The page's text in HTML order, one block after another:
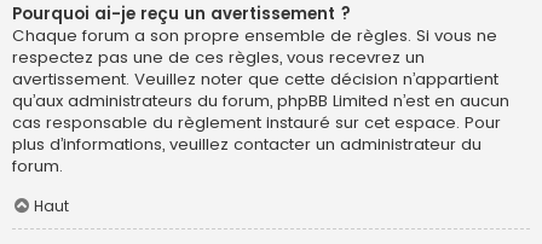
Pourquoi ai-je reçu un avertissement ?
Chaque forum a son propre ensemble de règles. Si vous ne
respectez pas une de ces règles, vous recevrez un
avertissement. Veuillez noter que cette décision n’appartient
qu’aux administrateurs du forum, phpBB Limited n’est en aucun
cas responsable du règlement instauré sur cet espace. Pour
plus d’informations, veuillez contacter un administrateur du
forum.
Haut